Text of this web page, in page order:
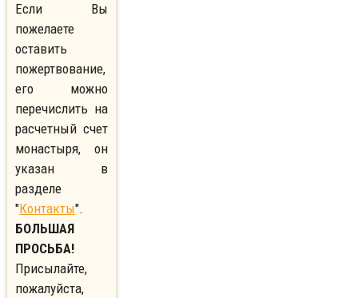
Если Вы
пожелаете
оставить
пожертвование,
его можно
перечислить на
расчетный счет
монастыря, он
указан в
разделе
"Контакты".
БОЛЬШАЯ
ПРОСЬБА!
Присылайте,
пожалуйста,